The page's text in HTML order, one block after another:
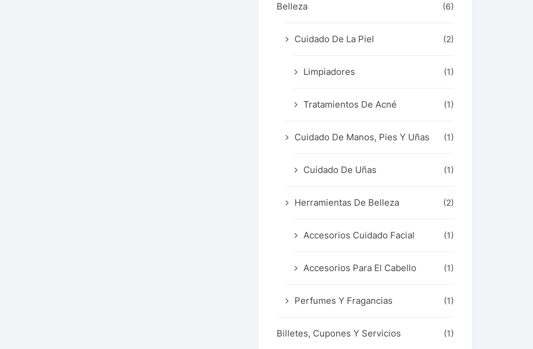
Belleza (6)
Cuidado De La Piel (2)
Limpiadores (1)
Tratamientos De Acné (1)
Cuidado De Manos, Pies Y Uñas (1)
Cuidado De Uñas (1)
Herramientas De Belleza (2)
Accesorios Cuidado Facial (1)
Accesorios Para El Cabello (1)
Perfumes Y Fragancias (1)
Billetes, Cupones Y Servicios (1)